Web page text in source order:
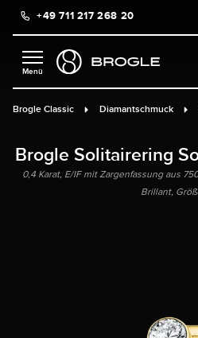
springen
+49 711 217 268 20
Brogle Classic Diamantschmuck
Brogle Solitairering
0,4 Karat, E/IF mit Zargenfassung aus
Brillant,